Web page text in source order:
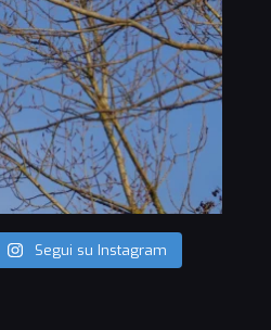
Segui su Instagram